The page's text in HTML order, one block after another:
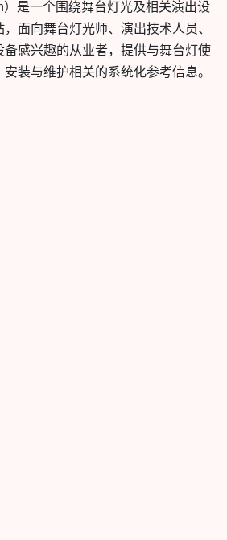
是一个围绕舞台灯光及相关演出设
面向舞台灯光师、演出技术人员、
备感兴趣的从业者，提供与舞台灯使
装与维护相关的系统化参考信息。